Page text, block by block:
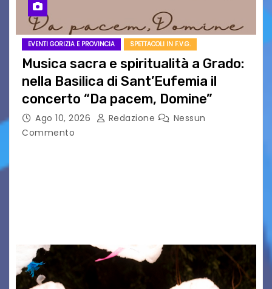
EVENTI GORIZIA E PROVINCIA SPETTACOLI IN F.V.G.
Musica sacra e spiritualità a Grado:
nella Basilica di Sant’Eufemia il
concerto “Da pacem, Domine”
Ago 10, 2026 Redazione
Nessun
Commento